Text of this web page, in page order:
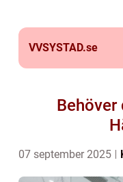
VVSYSTAD.se
Behöver
07 september 2025